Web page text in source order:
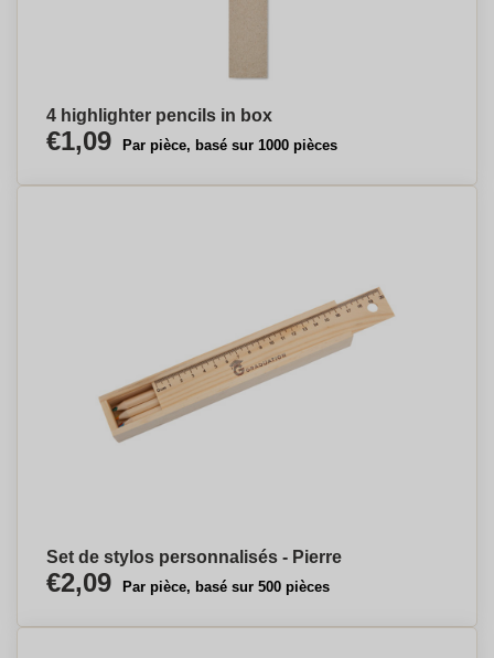
4 highlighter pencils in box
€1,09 Par pièce, basé sur 1000 pièces
Set de stylos personnalisés - Pierre
€2,09 Par pièce, basé sur 500 pièces